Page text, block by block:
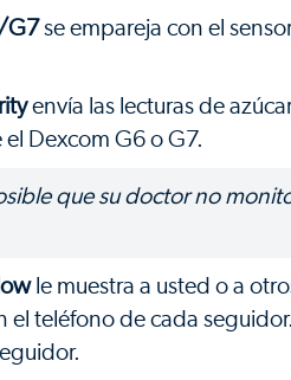
G7se empareja con el
envía las lecturas de
Dexcom G6 o G7.
que su doctor no
le muestra a usted o a
el teléfono de cada